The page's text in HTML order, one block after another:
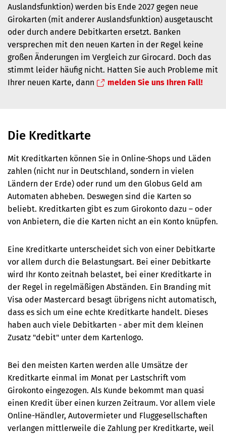
Auslandsfunktion) werden bis Ende 2027 gegen neue
Girokarten (mit anderer Auslandsfunktion) ausgetauscht
oder durch andere Debitkarten ersetzt. Banken
versprechen mit den neuen Karten in der Regel keine
großen Änderungen im Vergleich zur Girocard. Doch das
stimmt leider häufig nicht. Hatten Sie auch Probleme mit
Ihrer neuen Karte, dann
melden Sie uns Ihren Fall!
Die Kreditkarte
Mit Kreditkarten können Sie in Online-Shops und Läden
zahlen (nicht nur in Deutschland, sondern in vielen
Ländern der Erde) oder rund um den Globus Geld am
Automaten abheben. Deswegen sind die Karten so
beliebt. Kreditkarten gibt es zum Girokonto dazu – oder
von Anbietern, die die Karten nicht an ein Konto knüpfen.
Eine Kreditkarte unterscheidet sich von einer Debitkarte
vor allem durch die Belastungsart. Bei einer Debitkarte
wird Ihr Konto zeitnah belastet, bei einer Kreditkarte in
der Regel in regelmäßigen Abständen. Ein Branding mit
Visa oder Mastercard besagt übrigens nicht automatisch,
dass es sich um eine echte Kreditkarte handelt. Dieses
haben auch viele Debitkarten - aber mit dem kleinen
Zusatz "debit" unter dem Kartenlogo.
Bei den meisten Karten werden alle Umsätze der
Kreditkarte einmal im Monat per Lastschrift vom
Girokonto eingezogen. Als Kunde bekommt man quasi
einen Kredit über einen kurzen Zeitraum. Vor allem viele
Online-Händler, Autovermieter und Fluggesellschaften
verlangen mittlerweile die Zahlung per Kreditkarte, weil